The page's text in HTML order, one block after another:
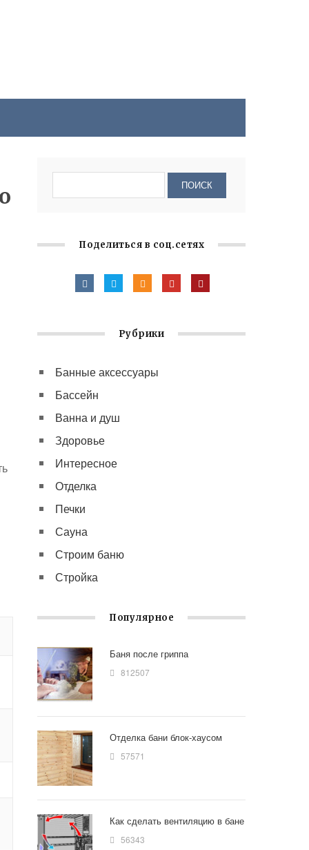
Поделиться в соц.сетях
Рубрики
Банные аксессуары
Бассейн
Ванна и душ
Здоровье
Интересное
Отделка
Печки
Сауна
Строим баню
Стройка
Популярное
Баня после гриппа
812507
Отделка бани блок-хаусом
57571
Как сделать вентиляцию в бане
56343